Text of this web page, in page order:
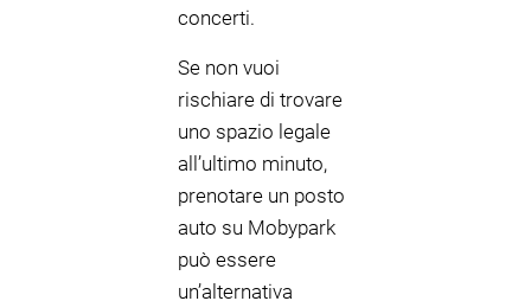
concerti.
Se non vuoi
rischiare di trovare
uno spazio legale
all’ultimo minuto,
prenotare un posto
auto su Mobypark
può essere
un’alternativa